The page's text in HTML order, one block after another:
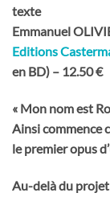
texte
Emmanuel
Editions
en BD) – 12.50 €
« Mon nom est
Ainsi commence
le premier opus
Au-delà du projet